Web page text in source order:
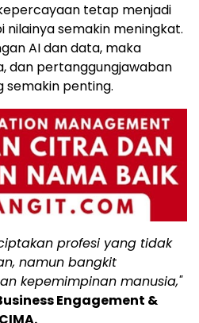
tetap menjadi
nilainya semakin meningkat.
AI dan data, maka
dan pertanggungjawaban
semakin penting.
profesi yang tidak
namun bangkit
kepemimpinan manusia,"
Engagement &